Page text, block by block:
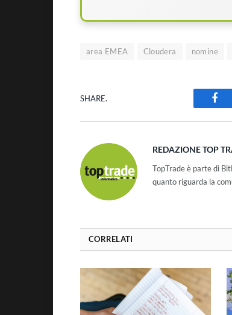
area EMEA Cloudera nomine
SHARE.
REDAZIONE TOP
TopTrade è parte di
quanto riguarda la
CORRELATI